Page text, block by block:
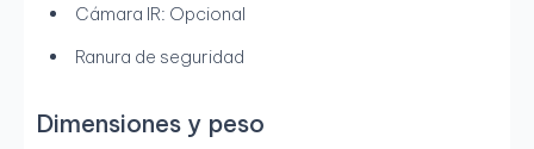
Cámara IR: Opcional
Ranura de seguridad
Dimensiones y peso